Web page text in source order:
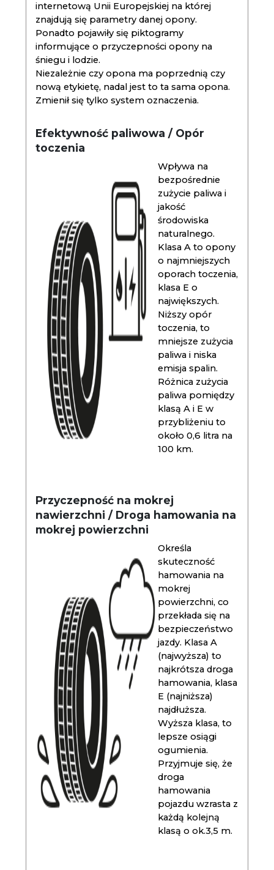
internetową Unii Europejskiej na której
znajdują się parametry danej opony.
Ponadto pojawiły się piktogramy
informujące o przyczepności opony na
śniegu i lodzie.
Niezależnie czy opona ma poprzednią czy
nową etykietę, nadal jest to ta sama opona.
Zmienił się tylko system oznaczenia.
Efektywność paliwowa / Opór
toczenia
Wpływa na
bezpośrednie
zużycie paliwa i
jakość
środowiska
naturalnego.
Klasa A to opony
o najmniejszych
oporach toczenia,
klasa E o
największych.
Niższy opór
toczenia, to
mniejsze zużycia
paliwa i niska
emisja spalin.
Różnica zużycia
paliwa pomiędzy
klasą A i E w
przybliżeniu to
około 0,6 litra na
100 km.
Przyczepność na mokrej
nawierzchni / Droga hamowania na
mokrej powierzchni
Określa
skuteczność
hamowania na
mokrej
powierzchni, co
przekłada się na
bezpieczeństwo
jazdy. Klasa A
(najwyższa) to
najkrótsza droga
hamowania, klasa
E (najniższa)
najdłuższa.
Wyższa klasa, to
lepsze osiągi
ogumienia.
Przyjmuje się, że
droga
hamowania
pojazdu wzrasta z
każdą kolejną
klasą o ok.3,5 m.